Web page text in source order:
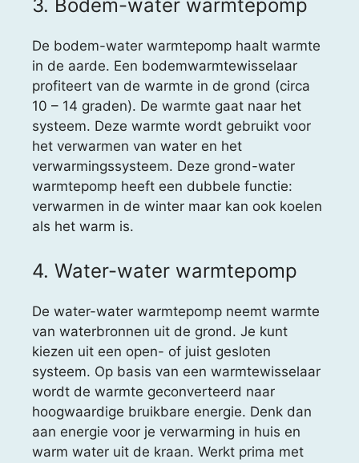
3. Bodem-water warmtepomp
De bodem-water warmtepomp haalt warmte
in de aarde. Een bodemwarmtewisselaar
profiteert van de warmte in de grond (circa
10 – 14 graden). De warmte gaat naar het
systeem. Deze warmte wordt gebruikt voor
het verwarmen van water en het
verwarmingssysteem. Deze grond-water
warmtepomp heeft een dubbele functie:
verwarmen in de winter maar kan ook koelen
als het warm is.
4. Water-water warmtepomp
De water-water warmtepomp neemt warmte
van waterbronnen uit de grond. Je kunt
kiezen uit een open- of juist gesloten
systeem. Op basis van een warmtewisselaar
wordt de warmte geconverteerd naar
hoogwaardige bruikbare energie. Denk dan
aan energie voor je verwarming in huis en
warm water uit de kraan. Werkt prima met